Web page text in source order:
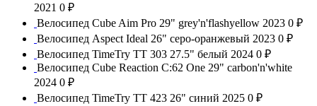
2021 0 ₽
Велосипед Cube Aim Pro 29" grey'n'flashyellow 2023 0 ₽
Велосипед Aspect Ideal 26" серо-оранжевый 2023 0 ₽
Велосипед TimeTry TT 303 27.5" белый 2024 0 ₽
Велосипед Cube Reaction C:62 One 29" carbon'n'white
2024 0 ₽
Велосипед TimeTry TT 423 26" синий 2025 0 ₽